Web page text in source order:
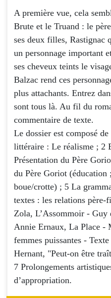
A première vue, cela
Brute et le Truand : le
ses deux filles, Rastignac
un personnage important
ses cheveux teints le
Balzac rend ces
plus attachants. Entrez
sont tous là. Au fil du
commentaire de texte.
Le dossier est composé
littéraire : Le réalisme ; 2
Présentation du Père
du Père Goriot (éducation
boue/crotte) ; 5 La
textes : les relations
Zola, L’Assommoir - Guy
Annie Ernaux, La Place -
femmes puissantes -
Hernant, "Peut-on être
7 Prolongements
d’appropriation.